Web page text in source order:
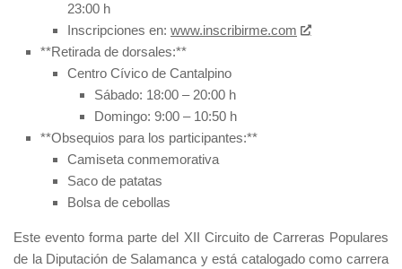
23:00 h
Inscripciones en: www.inscribirme.com
**Retirada de dorsales:**
Centro Cívico de Cantalpino
Sábado: 18:00 – 20:00 h
Domingo: 9:00 – 10:50 h
**Obsequios para los participantes:**
Camiseta conmemorativa
Saco de patatas
Bolsa de cebollas
Este evento forma parte del XII Circuito de Carreras Populares
de la Diputación de Salamanca y está catalogado como carrera